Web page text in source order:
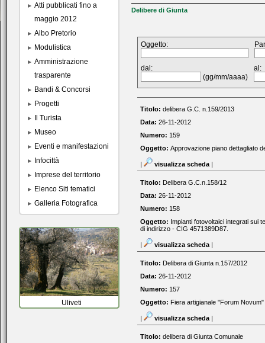
Atti pubblicati fino a
maggio 2012
Albo Pretorio
Modulistica
Amministrazione
trasparente
Bandi & Concorsi
Progetti
Il Turista
Museo
Eventi e manifestazioni
Infocittà
Imprese del territorio
Elenco Siti tematici
Galleria Fotografica
Uliveti
Delibere di Giunta
Oggetto:
dal:
(gg/mm/aaaa)
al:
Titolo: delibera G.C. n.159/2013
Data: 26-11-2012
Numero: 159
Oggetto: Approvazione piano dettagliato
| visualizza scheda |
Titolo: Delibera G.C.n.158/12
Data: 26-11-2012
Numero: 158
Oggetto: Impianti fotovoltaici integrati sui
di indirizzo - CIG 4571389D87.
| visualizza scheda |
Titolo: Delibera di Giunta n.157/2012
Data: 26-11-2012
Numero: 157
Oggetto: Fiera artigianale "Forum
| visualizza scheda |
Titolo: delibera di Giunta Comunale